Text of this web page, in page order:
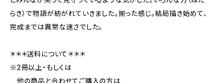
らき）で物語が紡がれていきました。揃った感じ。結局描き始めて、
完成までは異常な速さでした。
＊＊＊送料について＊＊＊
※2冊以上・もしくは
他の商品と合わせてご購入の方は